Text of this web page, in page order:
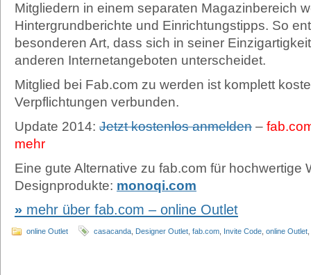
Mitgliedern in einem separaten Magazinbereich
Hintergrundberichte und Einrichtungstipps. So
besonderen Art, dass sich in seiner
anderen Internetangeboten unterscheidet.
Mitglied bei Fab.com zu werden ist komplett
Verpflichtungen verbunden.
Update 2014: Jetzt kostenlos anmelden –
mehr
Eine gute Alternative zu fab.com für hochwertige
Designprodukte: monoqi.com
mehr über fab.com – online Outlet
online Outlet casacanda Designer Outlet fab.com Invite Code online Outlet